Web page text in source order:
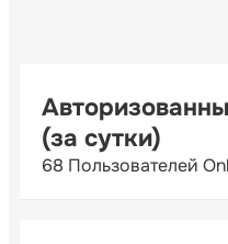
(за сутки)
68 Пользователей